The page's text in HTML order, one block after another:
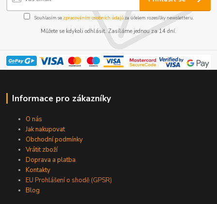
Souhlasím se zpracováním osobních údajůza účelem rozesílky newsletteru.
Můžete se kdykoli odhlásit. Zasíláme jednou za 14 dní.
Informace pro zákazníky
O nás
Jak nakupovat
Obchodní podmínky
Vrátit zboží
Doprava a platba
Kontakty
EU Prohlášení o shodě (GPSR)
Blog